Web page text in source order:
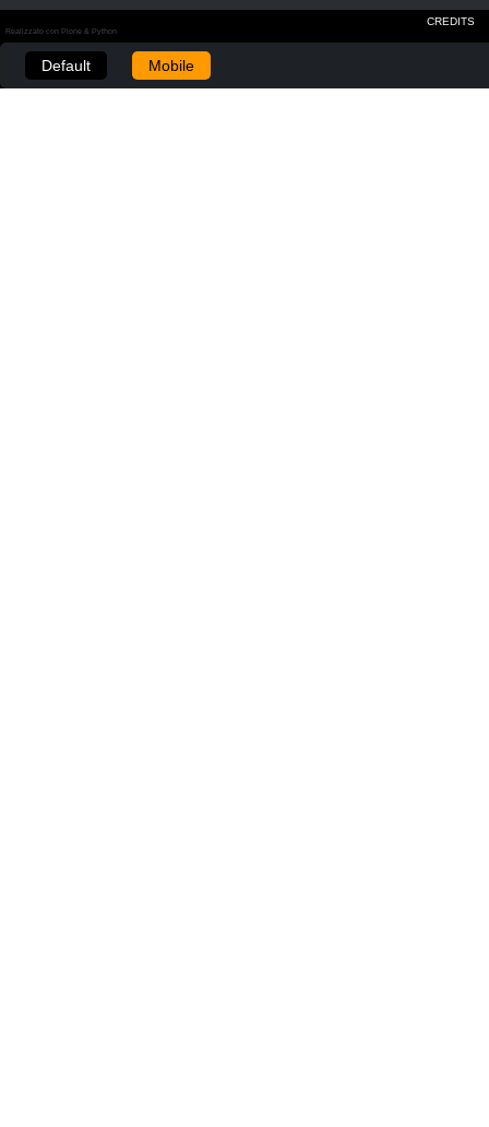
CREDITS
Realizzato con Plone & Python
Default Mobile